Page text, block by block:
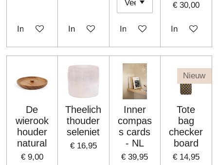
In winkelwagenIn winkelwagenIn winkelwagen
€ 30,00
In
De
wierook
houder
natural
€ 9,00
Theelich
thouder
seleniet
€ 16,95
Inner
compas
s cards
- NL
€ 39,95
Nieuw
Tote
bag
checker
board
€ 14,95